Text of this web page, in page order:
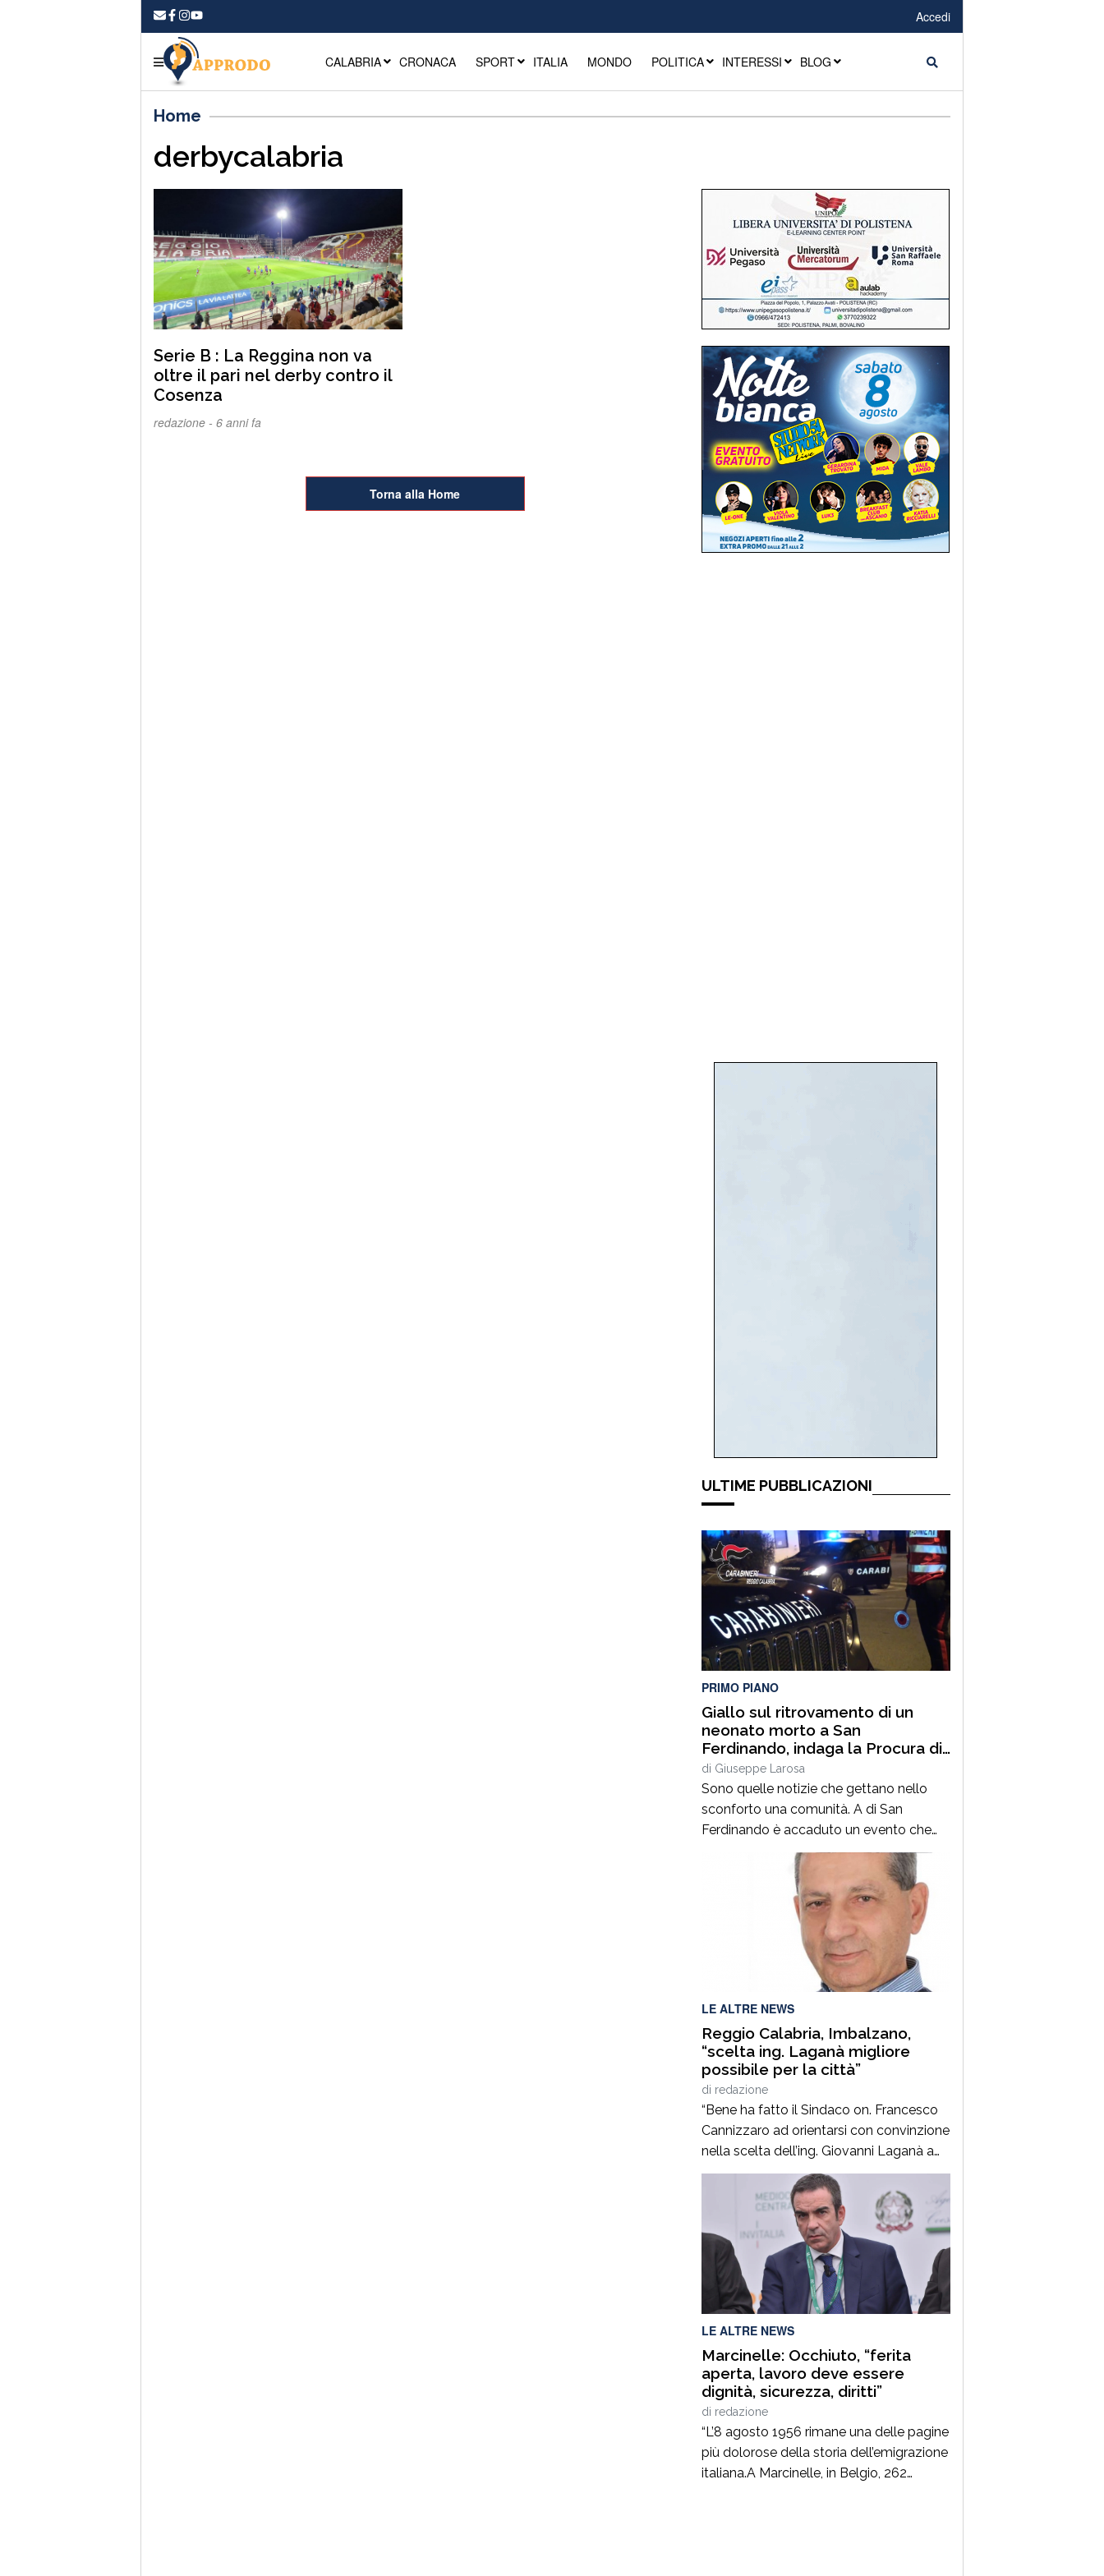
Accedi
CALABRIA CRONACA SPORT ITALIA MONDO POLITICA INTERESSI BLOG
Home
derbycalabria
Serie B : La Reggina non va
oltre il pari nel derby contro il
Cosenza
redazione - 6 anni fa
Torna alla Home
ULTIME PUBBLICAZIONI
PRIMO PIANO
Giallo sul ritrovamento di un
neonato morto a San
Ferdinando, indaga la Procura di
Palmi
di Giuseppe Larosa
Sono quelle notizie che gettano nello
sconforto una comunità. A di San
Ferdinando è accaduto un evento che
lascia senza parole chiunque specie
quando c’è il ritrovamento del corpo
senza vita di un neonato ha attivato le
indagini della procura di Palmi che
mirano a fare luce sull’accaduto. Non si
hanno, al momento, notizie certe […]
LE ALTRE NEWS
Reggio Calabria, Imbalzano,
“scelta ing. Laganà migliore
possibile per la città”
di redazione
“Bene ha fatto il Sindaco on. Francesco
Cannizzaro ad orientarsi con convinzione
nella scelta dell’ing. Giovanni Laganà a
nuovo direttore generale del Comune di
Reggio in questa fase storica. Un
manager di altissimo profilo che avendo
maturato con successo esperienze in
ruoli di alta responsabilità sia sul
versante tecnico che in quello
amministrativo -contabile costituisce […]
LE ALTRE NEWS
Marcinelle: Occhiuto, “ferita
aperta, lavoro deve essere
dignità, sicurezza, diritti”
di redazione
“L’8 agosto 1956 rimane una delle pagine
più dolorose della storia dell’emigrazione
italiana.A Marcinelle, in Belgio, 262